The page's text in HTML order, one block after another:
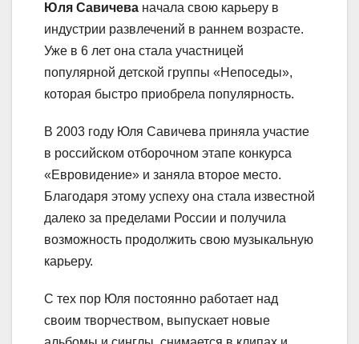
Юля Савичева начала свою карьеру в
индустрии развлечений в раннем возрасте.
Уже в 6 лет она стала участницей
популярной детской группы «Непоседы»,
которая быстро приобрела популярность.
В 2003 году Юля Савичева приняла участие
в российском отборочном этапе конкурса
«Евровидение» и заняла второе место.
Благодаря этому успеху она стала известной
далеко за пределами России и получила
возможность продолжить свою музыкальную
карьеру.
С тех пор Юля постоянно работает над
своим творчеством, выпускает новые